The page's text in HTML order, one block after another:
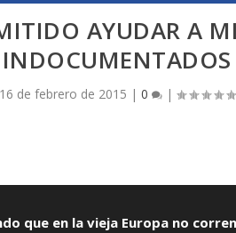
AYUDAR A
INDOCUMENTADOS
16 de febrero de 2015 | 0 |
que en la vieja Europa no